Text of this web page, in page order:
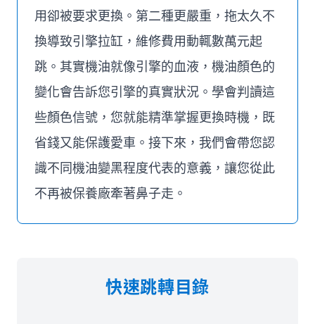
用卻被要求更換。第二種更嚴重，拖太久不
換導致引擎拉缸，維修費用動輒數萬元起
跳。其實機油就像引擎的血液，機油顏色的
變化會告訴您引擎的真實狀況。學會判讀這
些顏色信號，您就能精準掌握更換時機，既
省錢又能保護愛車。接下來，我們會帶您認
識不同機油變黑程度代表的意義，讓您從此
不再被保養廠牽著鼻子走。
快速跳轉目錄